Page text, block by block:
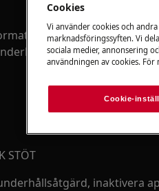
i produktens
https://
STÖT
inaktivera
Cookies
Vi använder cookies och
marknadsföringssyften. Vi
sociala medier, annonsering
användningen av cookies.
Cookie-